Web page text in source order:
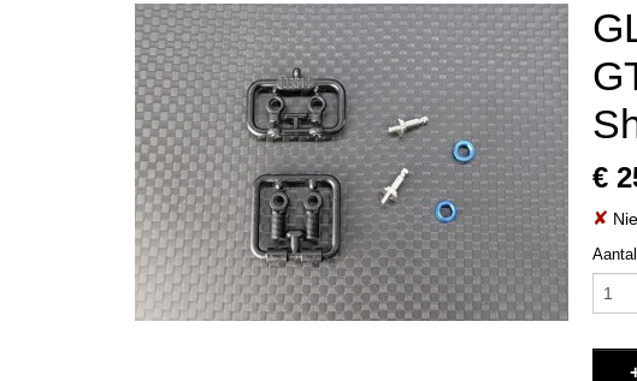
€
✘
Aantal